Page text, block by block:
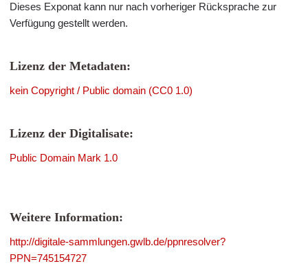
Dieses Exponat kann nur nach vorheriger Rücksprache zur
Verfügung gestellt werden.
Lizenz der Metadaten:
kein Copyright / Public domain (CC0 1.0)
Lizenz der Digitalisate:
Public Domain Mark 1.0
Weitere Information:
http://digitale-sammlungen.gwlb.de/ppnresolver?
PPN=745154727